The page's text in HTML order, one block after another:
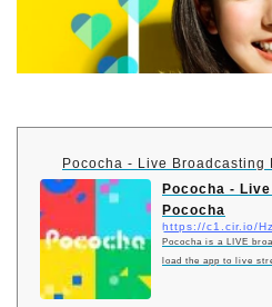
Pococha - Live Broadcasting
Pococha -
Pococha
https://c1.cir.io/
Pococha is a LIVE
load the app to live